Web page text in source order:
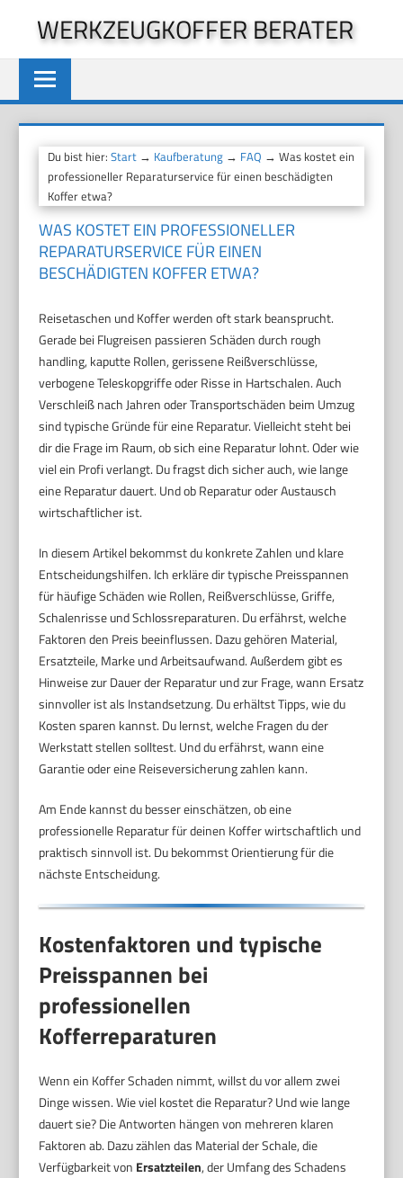
springen
WERKZEUGKOFFER BERATER
Du bist hier:Start → Kaufberatung → FAQ → Was kostet ein
professioneller Reparaturservice für einen beschädigten
Koffer etwa?
WAS KOSTET EIN PROFESSIONELLER
REPARATURSERVICE FÜR EINEN
BESCHÄDIGTEN KOFFER ETWA?
Reisetaschen und Koffer werden oft stark beansprucht.
Gerade bei Flugreisen passieren Schäden durch rough
handling, kaputte Rollen, gerissene Reißverschlüsse,
verbogene Teleskopgriffe oder Risse in Hartschalen. Auch
Verschleiß nach Jahren oder Transportschäden beim Umzug
sind typische Gründe für eine Reparatur. Vielleicht steht bei
dir die Frage im Raum, ob sich eine Reparatur lohnt. Oder wie
viel ein Profi verlangt. Du fragst dich sicher auch, wie lange
eine Reparatur dauert. Und ob Reparatur oder Austausch
wirtschaftlicher ist.
In diesem Artikel bekommst du konkrete Zahlen und klare
Entscheidungshilfen. Ich erkläre dir typische Preisspannen
für häufige Schäden wie Rollen, Reißverschlüsse, Griffe,
Schalenrisse und Schlossreparaturen. Du erfährst, welche
Faktoren den Preis beeinflussen. Dazu gehören Material,
Ersatzteile, Marke und Arbeitsaufwand. Außerdem gibt es
Hinweise zur Dauer der Reparatur und zur Frage, wann Ersatz
sinnvoller ist als Instandsetzung. Du erhältst Tipps, wie du
Kosten sparen kannst. Du lernst, welche Fragen du der
Werkstatt stellen solltest. Und du erfährst, wann eine
Garantie oder eine Reiseversicherung zahlen kann.
Am Ende kannst du besser einschätzen, ob eine
professionelle Reparatur für deinen Koffer wirtschaftlich und
praktisch sinnvoll ist. Du bekommst Orientierung für die
nächste Entscheidung.
Kostenfaktoren und typische
Preisspannen bei
professionellen
Kofferreparaturen
Wenn ein Koffer Schaden nimmt, willst du vor allem zwei
Dinge wissen. Wie viel kostet die Reparatur? Und wie lange
dauert sie? Die Antworten hängen von mehreren klaren
Faktoren ab. Dazu zählen das Material der Schale, die
Verfügbarkeit von Ersatzteilen, der Umfang des Schadens